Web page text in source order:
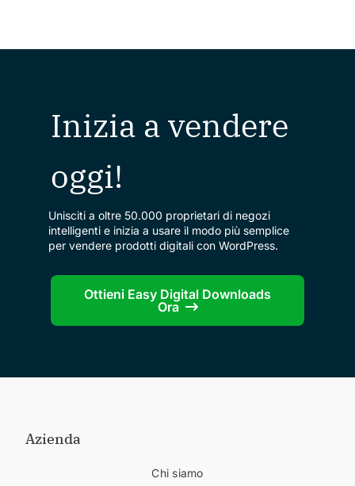
Inizia a vendere
oggi!
Unisciti a oltre 50.000 proprietari di negozi
intelligenti e inizia a usare il modo più semplice
per vendere prodotti digitali con WordPress.
Ottieni Easy Digital Downloads
Ora
Azienda
Chi siamo